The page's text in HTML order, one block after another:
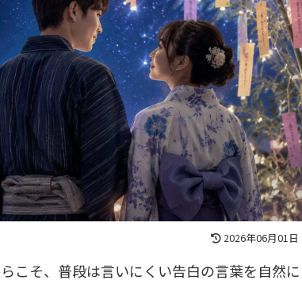
2026年06月01日
こそ、普段は言いにくい告白の言葉を自然に